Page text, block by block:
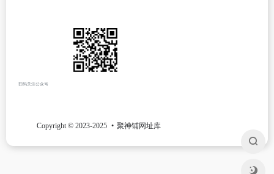
扫码关注公众号
Copyright © 2023-2025 聚神铺网址库